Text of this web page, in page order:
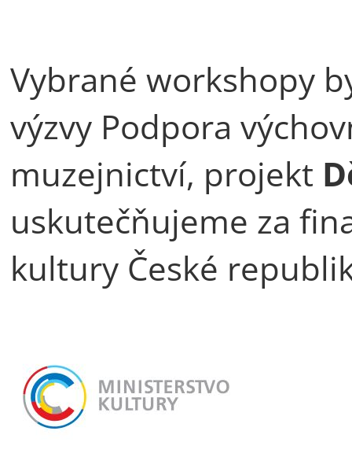
Vybrané workshopy
výzvy Podpora
muzejnictví, projekt
uskutečňujeme za
kultury České